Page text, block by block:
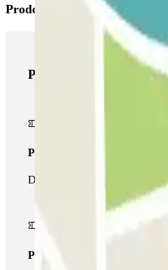
Prodotti di Parclick
Prodotti di Parclick
Pass unico
Durante il tuo soggiorno potrai
Pass multiparking